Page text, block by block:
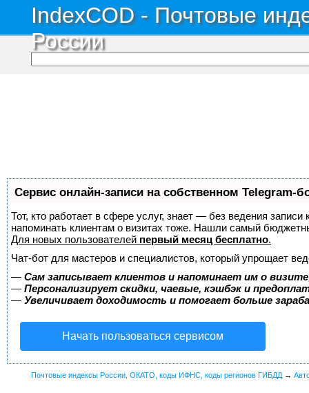
IndexCOD - Почтовые
России
Сервис онлайн-записи на собственном Telegram-
Тот, кто работает в сфере услуг, знает — без ведения
напоминать клиентам о визитах тоже. Нашли самый
Для новых пользователей первый месяц бесплатно.
Чат-бот для мастеров и специалистов, который упрощает
— Сам записывает клиентов и напоминает им о
— Персонализирует скидки, чаевые, кэшбэк и
— Увеличивает доходимость и помогает больше
Начать пользоваться сервисом
Почтовые индексы России, ОКАТО, коды ИФНС, коды регионов ГИБДД →